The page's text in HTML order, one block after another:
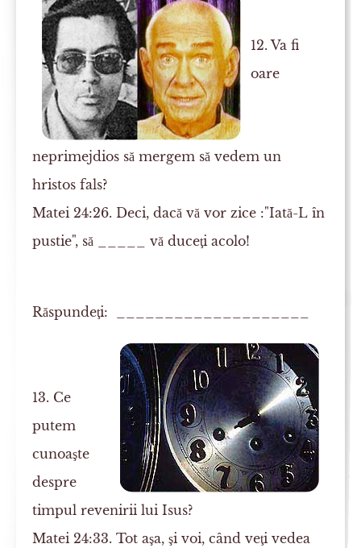
12. Va fi
oare
neprimejdios să mergem să vedem un
hristos fals?
Matei 24:26. Deci, dacă vă vor zice :"Iată-L în
pustie", să _____ văduceţiacolo!
Răspundeţi: ____________________
13. Ce
putem
cunoaşte
despre
timpul revenirii lui Isus?
Matei 24:33. Tot aşa, şi voi, când veţi vedea